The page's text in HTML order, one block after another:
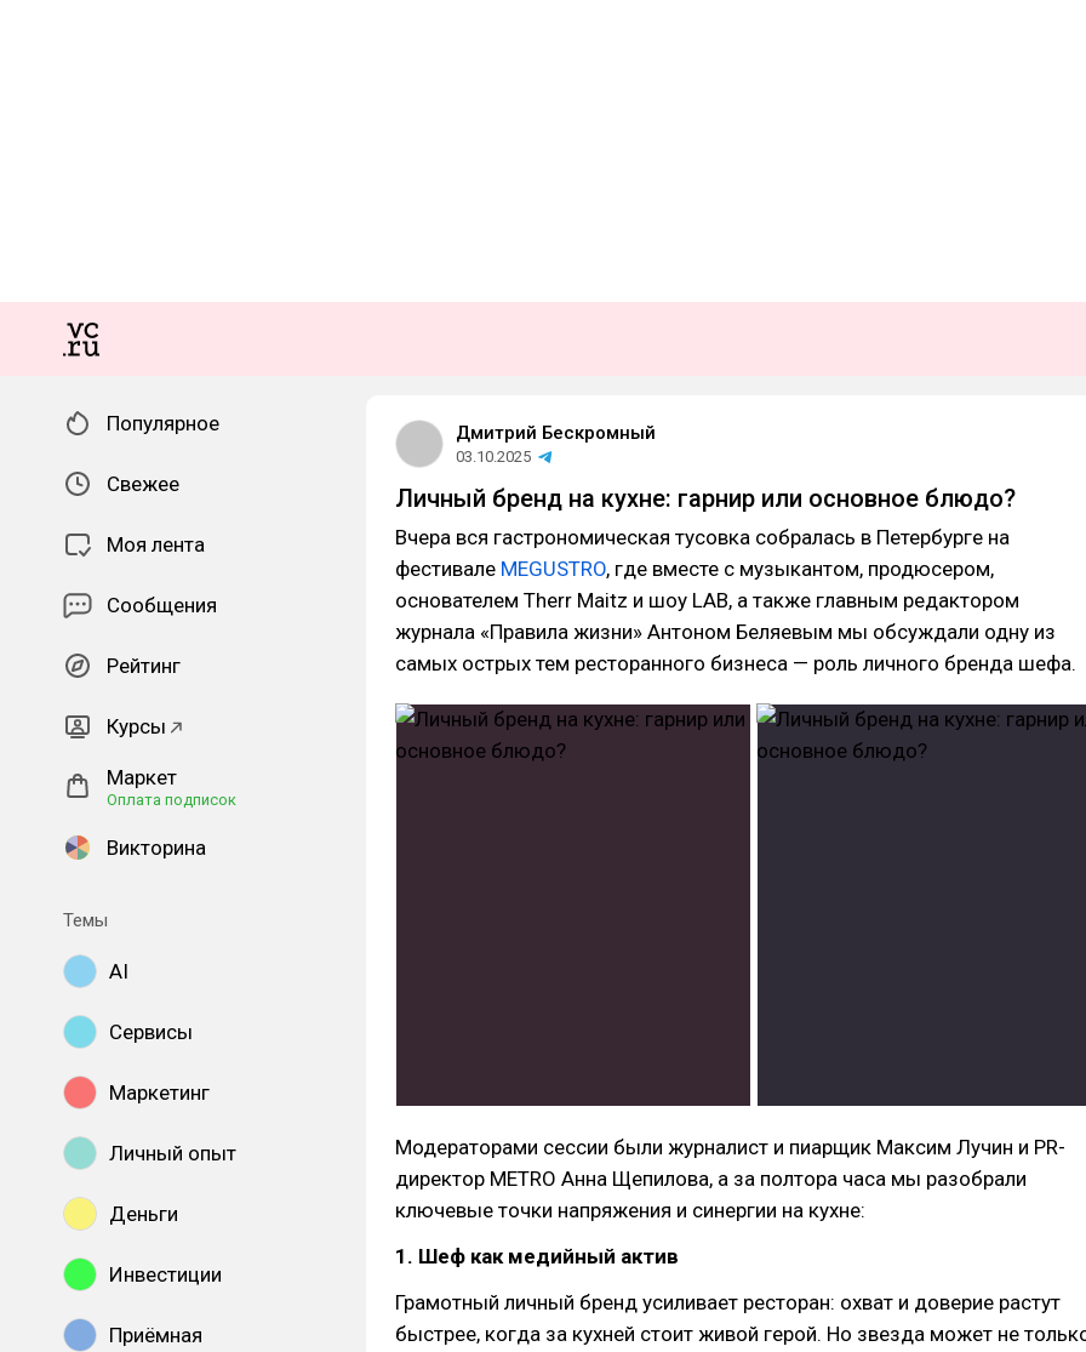
Популярное
Свежее
Моя лента
Сообщения
Рейтинг
Курсы
Маркет
Оплата подписок
Викторина
Темы
AI
Сервисы
Маркетинг
Личный опыт
Деньги
Инвестиции
Приёмная
Дмитрий Бескромный
03.10.2025
Личный бренд на кухне: гарнир или основное блюдо?
Вчера вся гастрономическая тусовка собралась в Петербурге на
фестивале MEGUSTRO, где вместе с музыкантом, продюсером,
основателем Therr Maitz и шоу LAB, а также главным редактором
журнала «Правила жизни» Антоном Беляевым мы обсуждали одну из
самых острых тем ресторанного бизнеса — роль личного бренда шефа.
Модераторами сессии были журналист и пиарщик Максим Лучин и PR-
директор METRO Анна Щепилова, а за полтора часа мы разобрали
ключевые точки напряжения и синергии на кухне:
1. Шеф как медийный актив
Грамотный личный бренд усиливает ресторан: охват и доверие растут
быстрее, когда за кухней стоит живой герой. Но звезда может не